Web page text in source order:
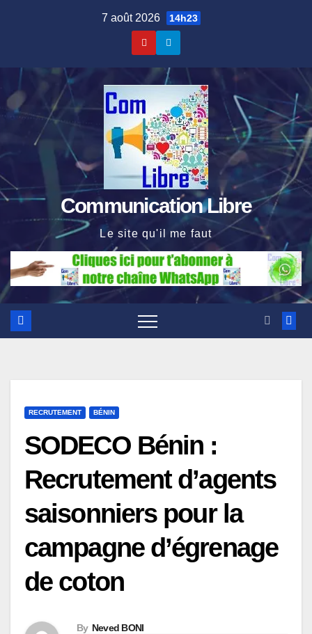
7 août 2026 14h23
Communication Libre
Le site qu'il me faut
RECRUTEMENT BÉNIN
SODECO Bénin :
Recrutement d’agents
saisonniers pour la
campagne d’égrenage
de coton
By Neved BONI